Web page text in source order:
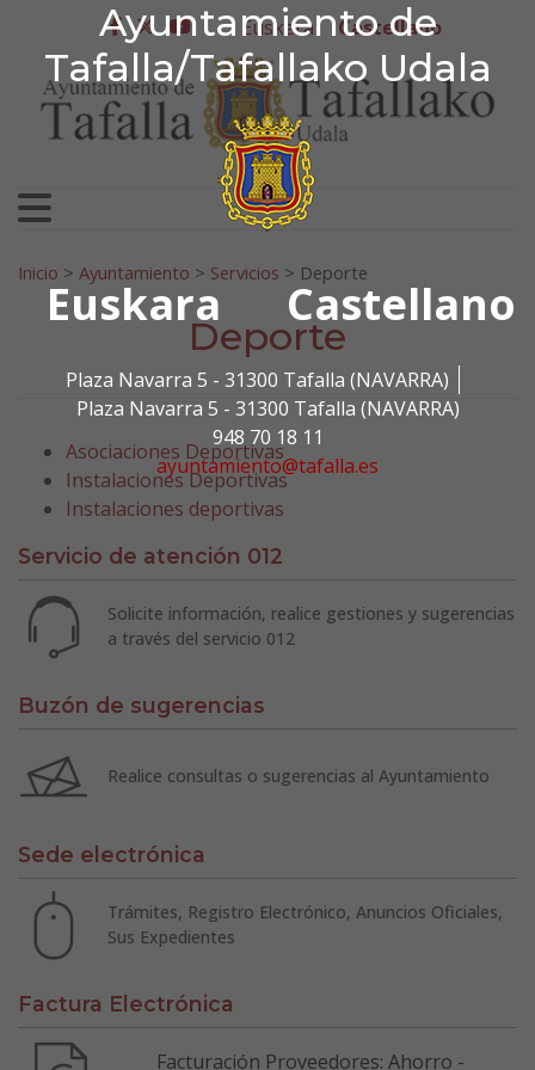
Ayuntamiento de
Tafalla/Tafallako Udala
Euskara Castellano
Plaza Navarra 5 - 31300 Tafalla (NAVARRA)
Plaza Navarra 5 - 31300 Tafalla (NAVARRA)
948 70 18 11
ayuntamiento@tafalla.es
Ir al contenido
Ayuntamiento de
facebook
twitter
youtube
Euskera Castellano
Search for:
Inicio > Ayuntamiento > Servicios > Deporte
Deporte
Asociaciones Deportivas
Instalaciones Deportivas
Instalaciones deportivas
Servicio de atención 012
Solicite información, realice gestiones y sugerencias
a través del servicio 012
Buzón de sugerencias
Realice consultas o sugerencias al Ayuntamiento
Sede electrónica
Trámites, Registro Electrónico, Anuncios Oficiales,
Sus Expedientes
Factura Electrónica
Facturación Proveedores: Ahorro -